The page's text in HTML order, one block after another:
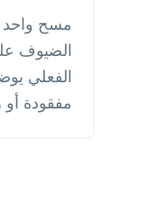
مسح واحد
الضيوف
الفعلي
مفقودة أو